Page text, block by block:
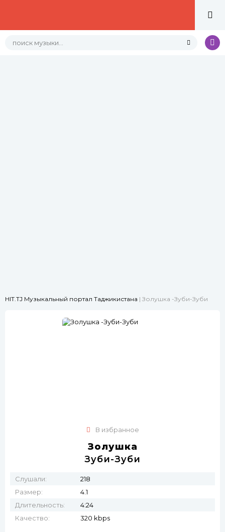
HIT.TJ Музыкальный портал Таджикистана | Золушка -Зуби-Зуби
В избранное
Золушка
Зуби-Зуби
Слушали:
218
Размер:
4.1
Длительность:
4:24
Качество:
320 kbps